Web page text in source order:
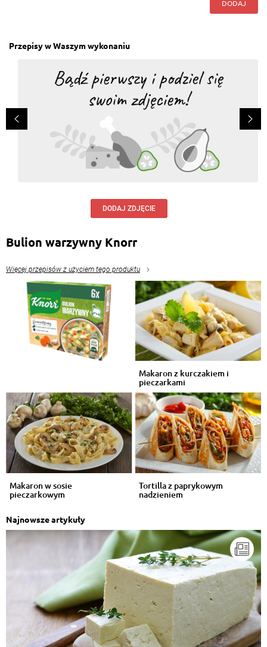
DODAJ
Przepisy w Waszym wykonaniu
DODAJ ZDJĘCIE
Bulion warzywny Knorr
Więcej przepisów z użyciem tego produktu
Makaron z kurczakiem i
pieczarkami
Makaron w sosie
pieczarkowym
Tortilla z paprykowym
nadzieniem
Najnowsze artykuły